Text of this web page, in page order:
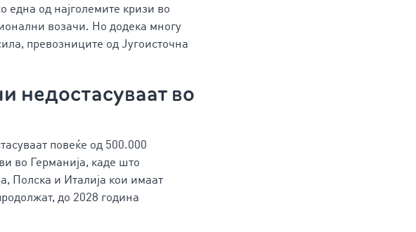
една од најголемите кризи во
возачи. Но додека многу
превозниците од Југоисточна
недостасуваат во
повеќе од 500.000
во Германија, каде што
Полска и Италија кои имаат
до 2028 година